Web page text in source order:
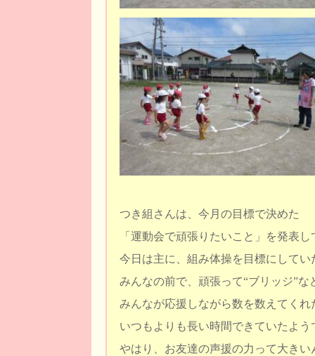
つき組さんは、今月の目標で決めた
「運動会で頑張りたいこと」を発表
今日は主に、組み体操を目標にしてい
みんなの前で、頑張って“ブリッジ”な
みんなが応援しながら数を数えてくれ
いつもよりも長い時間できていたよう
やはり、お友達の声援の力って大きい